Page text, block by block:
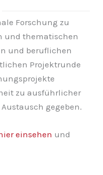
Forschung zu
und thematischen
und beruflichen
Projektrunde
zu ausführlicher
gegeben.
einsehen und